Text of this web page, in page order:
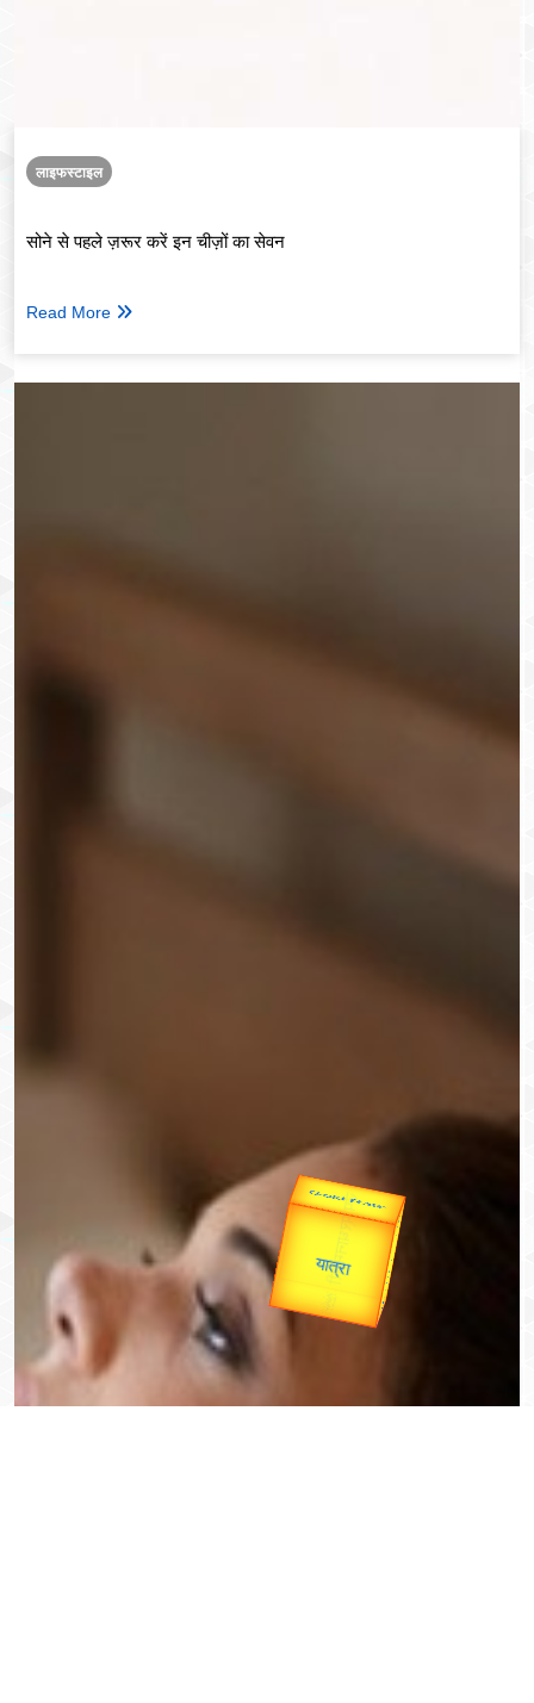
लाइफस्टाइल
सोने से पहले ज़रूर करें इन चीज़ों का सेवन
Read More
उप प्रधानमंत्री
Valentine's
उपराष्ट्रपति unTV Special